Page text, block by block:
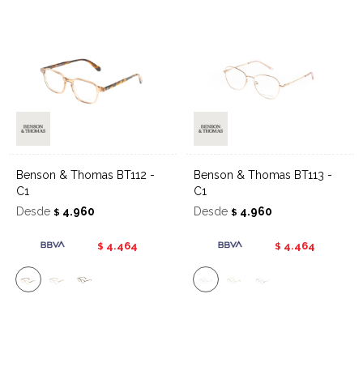
Benson & Thomas BT112 -
C1
Desde $ 4.960
$ 4.464
Benson & Thomas BT113 -
C1
Desde $ 4.960
$ 4.464